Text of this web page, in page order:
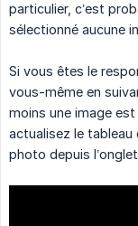
particulier, c’est
sélectionné aucune
Si vous êtes le
vous-même en
moins une image
actualisez le
photo depuis